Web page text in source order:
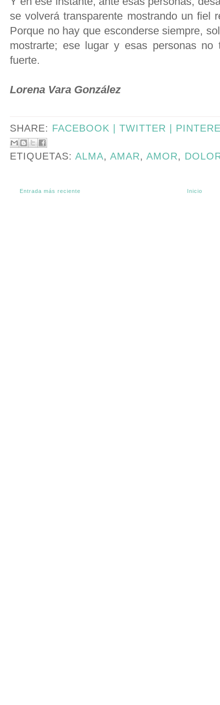
se volverá transparente mostrando un fiel
Porque no hay que esconderse siempre,
mostrarte; ese lugar y esas personas
fuerte.
Lorena Vara González
SHARE: FACEBOOK | TWITTER |
ETIQUETAS: ALMA, AMAR, AMOR,
Entrada más reciente Inicio